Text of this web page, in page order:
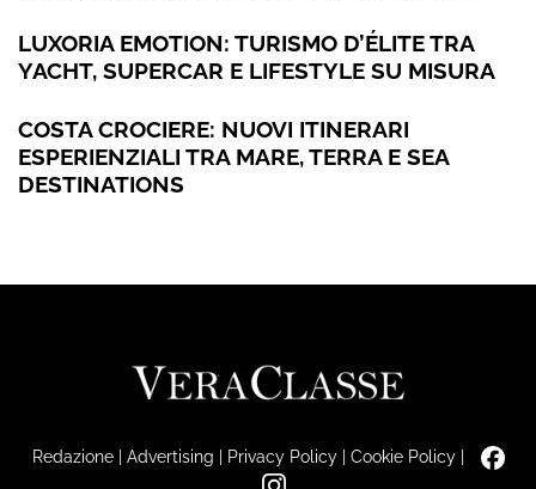
LUXORIA EMOTION: TURISMO D’ÉLITE TRA
YACHT, SUPERCAR E LIFESTYLE SU MISURA
COSTA CROCIERE: NUOVI ITINERARI
ESPERIENZIALI TRA MARE, TERRA E SEA
DESTINATIONS
Redazione| Advertising | Privacy Policy| Cookie Policy|